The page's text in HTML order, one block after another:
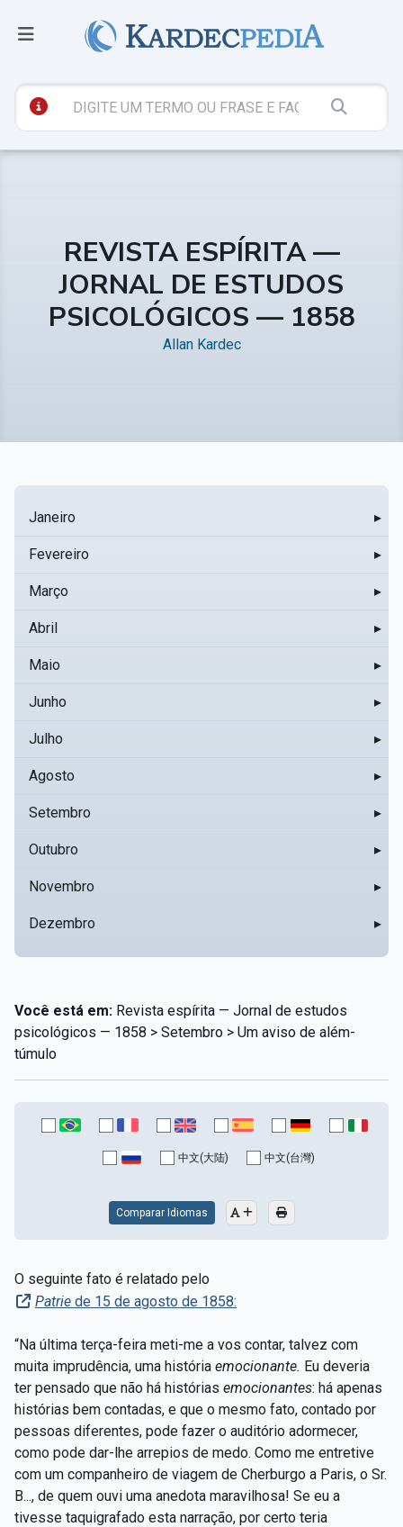
REVISTA ESPÍRITA —
JORNAL DE ESTUDOS
PSICOLÓGICOS — 1858
Allan Kardec
Janeiro ▸
Fevereiro ▸
Março ▸
Abril ▸
Maio ▸
Junho ▸
Julho ▸
Agosto ▸
Setembro ▸
Outubro ▸
Novembro ▸
Dezembro ▸
Você está em: Revista espírita — Jornal de estudos
psicológicos — 1858 > Setembro > Um aviso de além-
túmulo
中文(大陆) 中文(台灣)
Comparar Idiomas
O seguinte fato é relatado pelo
Patrie de 15 de agosto de 1858:
“Na última terça-feira meti-me a vos contar, talvez com
muita imprudência, uma história emocionante. Eu deveria
ter pensado que não há histórias emocionantes: há apenas
histórias bem contadas, e que o mesmo fato, contado por
pessoas diferentes, pode fazer o auditório adormecer,
como pode dar-lhe arrepios de medo. Como me entretive
com um companheiro de viagem de Cherburgo a Paris, o Sr.
B..., de quem ouvi uma anedota maravilhosa! Se eu a
tivesse taquigrafado esta narração, por certo teria